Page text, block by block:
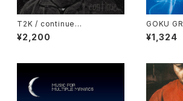
T2K / continue...
¥2,200
GOKU
D]
¥1,324